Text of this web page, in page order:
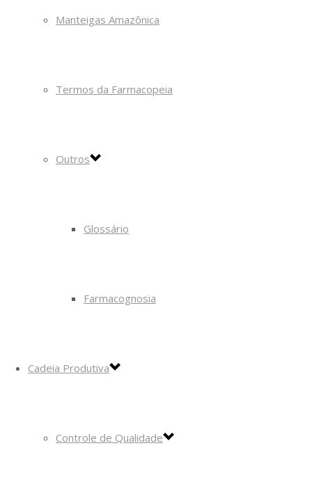
Manteigas Amazônica
Termos da Farmacopeia
Outros
Glossário
Farmacognosia
Cadeia Produtiva
Controle de Qualidade